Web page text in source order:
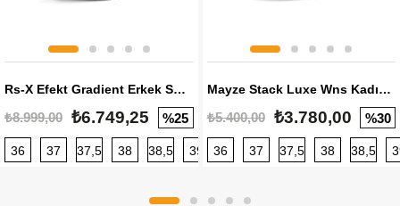
Rs-X Efekt Gradient Erkek Sneaker
₺8.999,00 ₺6.749,25 %25
36 37 37,5 38 38,5 39 40 40,5 41 42 42,5
Mayze Stack Luxe Wns Kadın Sneaker
₺5.400,00 ₺3.780,00 %30
36 37 37,5 38 38,5